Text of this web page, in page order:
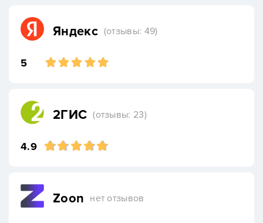
Яндекс (отзывы: 49)
5
2ГИС (отзывы: 23)
4.9
Zoon нет отзывов